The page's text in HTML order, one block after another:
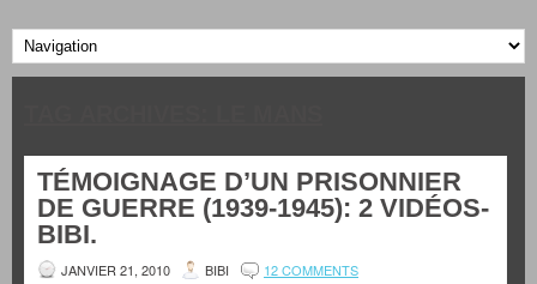
TÉMOIGNAGE D’UN PRISONNIER
DE GUERRE (1939-1945): 2 VIDÉOS-
BIBI.
JANVIER 21, 2010 BIBI 12 COMMENTS